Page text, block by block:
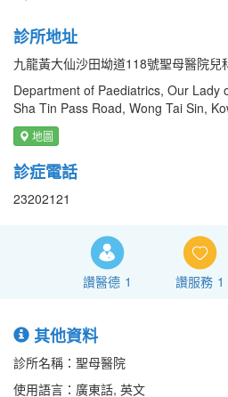
診所地址
九龍黃大仙沙田坳道118號聖母醫院兒
Department of Paediatrics, Our Lady
Sha Tin Pass Road, Wong Tai Sin,
地圖
診症電話
23202121
讚醫德 1 讚服務 1
其他資料
診所名稱：聖母醫院
使用語言：廣東話, 英文